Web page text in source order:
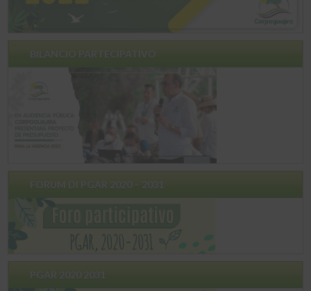
BILANCIO PARTECIPATIVO
FORUM DI PGAR 2020 – 2031
PGAR 2020 2031